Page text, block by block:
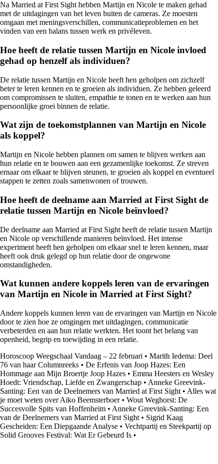
Na Married at First Sight hebben Martijn en Nicole te maken gehad
met de uitdagingen van het leven buiten de cameras. Ze moesten
omgaan met meningsverschillen, communicatieproblemen en het
vinden van een balans tussen werk en privéleven.
Hoe heeft de relatie tussen Martijn en Nicole invloed
gehad op henzelf als individuen?
De relatie tussen Martijn en Nicole heeft hen geholpen om zichzelf
beter te leren kennen en te groeien als individuen. Ze hebben geleerd
om compromissen te sluiten, empathie te tonen en te werken aan hun
persoonlijke groei binnen de relatie.
Wat zijn de toekomstplannen van Martijn en Nicole
als koppel?
Martijn en Nicole hebben plannen om samen te blijven werken aan
hun relatie en te bouwen aan een gezamenlijke toekomst. Ze streven
ernaar om elkaar te blijven steunen, te groeien als koppel en eventueel
stappen te zetten zoals samenwonen of trouwen.
Hoe heeft de deelname aan Married at First Sight de
relatie tussen Martijn en Nicole beïnvloed?
De deelname aan Married at First Sight heeft de relatie tussen Martijn
en Nicole op verschillende manieren beïnvloed. Het intense
experiment heeft hen geholpen om elkaar snel te leren kennen, maar
heeft ook druk gelegd op hun relatie door de ongewone
omstandigheden.
Wat kunnen andere koppels leren van de ervaringen
van Martijn en Nicole in Married at First Sight?
Andere koppels kunnen leren van de ervaringen van Martijn en Nicole
door te zien hoe ze omgingen met uitdagingen, communicatie
verbeterden en aan hun relatie werkten. Het toont het belang van
openheid, begrip en toewijding in een relatie.
Horoscoop Weegschaal Vandaag – 22 februari • Marith Iedema: Deel
76 van haar Columnreeks • De Erfenis van Joop Hazes: Een
Hommage aan Mijn Broertje Joop Hazes • Emma Heesters en Wesley
Hoedt: Vriendschap, Liefde en Zwangerschap • Anneke Greevink-
Santing: Een van de Deelnemers van Married at First Sight • Alles wat
je moet weten over Aiko Beemsterboer• Wout Weghorst: De
Succesvolle Spits van Hoffenheim • Anneke Greevink-Santing: Een
van de Deelnemers van Married at First Sight • Sigrid Kaag
Gescheiden: Een Diepgaande Analyse • Vechtpartij en Steekpartij op
Solid Grooves Festival: Wat Er Gebeurd Is •